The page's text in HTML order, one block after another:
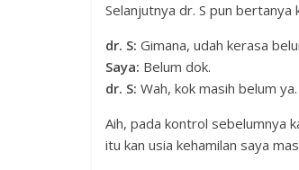
Selanjutnya dr. S pun bertanya
dr. S: Gimana, udah kerasa
Saya: Belum dok.
dr. S: Wah, kok masih belum ya.
Aih, pada kontrol sebelumnya
itu kan usia kehamilan saya